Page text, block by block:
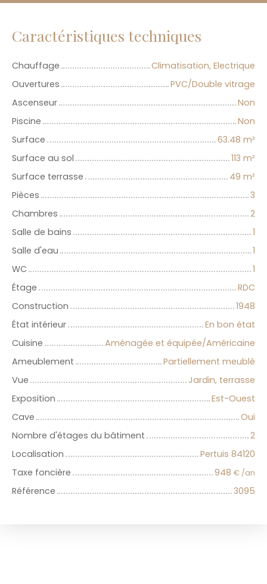
Caractéristiques techniques
Chauffage
Climatisation, Electrique
Ouvertures
PVC/Double vitrage
Ascenseur
Non
Piscine
Non
Surface
63.48 m²
Surface au sol
113 m²
Surface terrasse
49 m²
Pièces
3
Chambres
2
Salle de bains
1
Salle d'eau
1
WC
1
Étage
RDC
Construction
1948
État intérieur
En bon état
Cuisine
Aménagée et équipée/Américaine
Ameublement
Partiellement meublé
Vue
Jardin, terrasse
Exposition
Est-Ouest
Cave
Oui
Nombre d'étages du bâtiment
2
Localisation
Pertuis 84120
Taxe foncière
948 € /an
Référence 3095